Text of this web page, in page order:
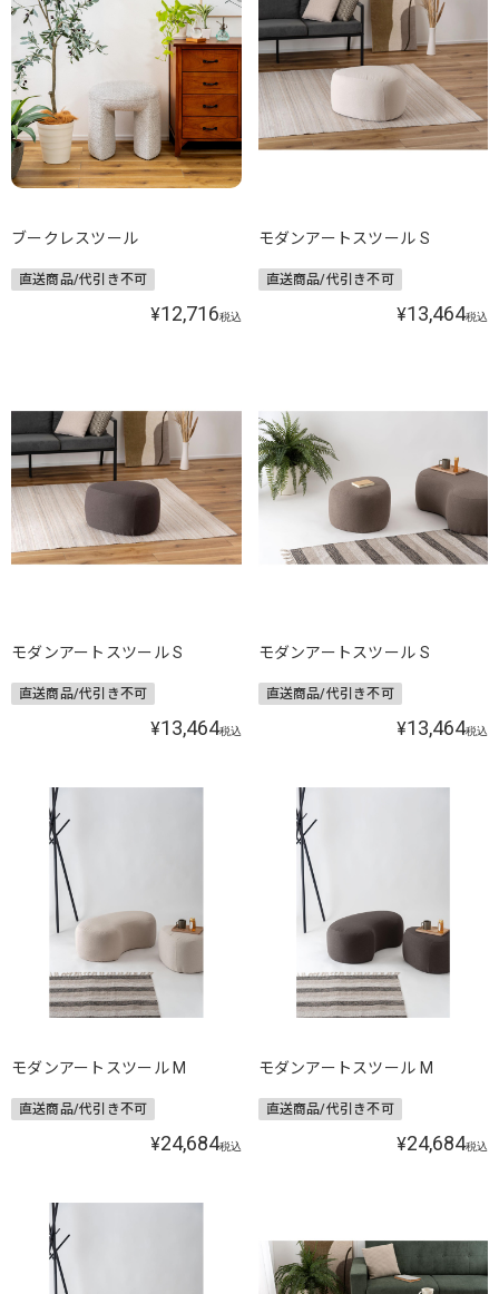
ブークレスツール
直送商品/代引き不可
¥12,716税込
モダンアートスツール S
直送商品/代引き不可
¥13,464税込
モダンアートスツール S
直送商品/代引き不可
¥13,464税込
モダンアートスツール S
直送商品/代引き不可
¥13,464税込
モダンアートスツール M
直送商品/代引き不可
¥24,684税込
モダンアートスツール M
直送商品/代引き不可
¥24,684税込